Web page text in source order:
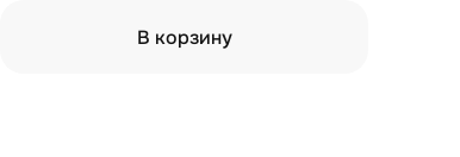
В корзину